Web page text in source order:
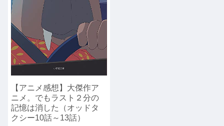
【アニメ感想】大傑作ア
ニメ。でもラスト２分の
記憶は消した（オッドタ
クシー10話～13話）